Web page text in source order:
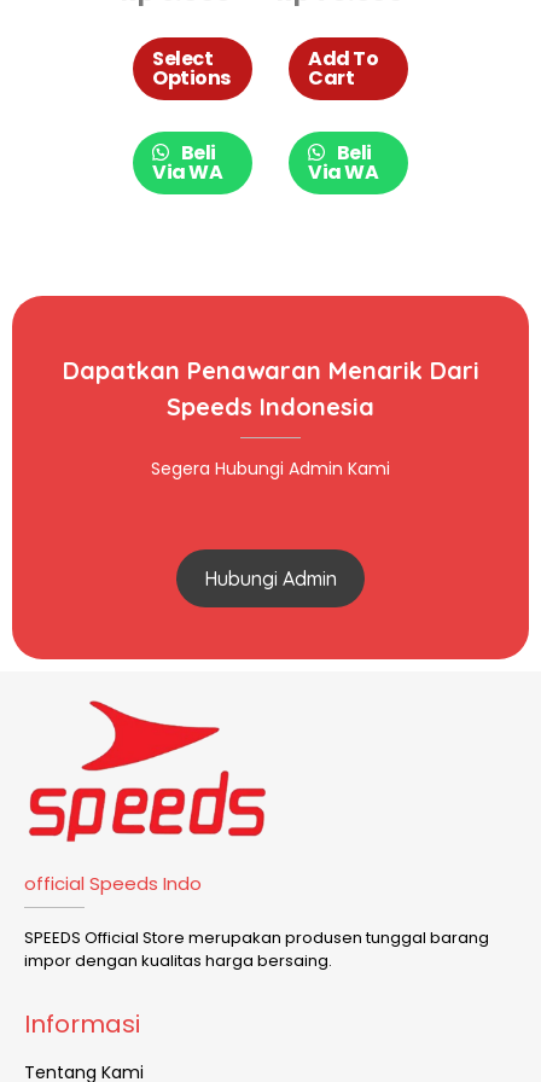
Select
Options
Beli
Via WA
Penyangga
Gitar Jepitan
Add To
Cart
Beli
Via WA
Dapatkan Penawaran Menarik Dari
Speeds Indonesia
Segera Hubungi Admin Kami
Hubungi Admin
official Speeds Indo
SPEEDS Official Store merupakan produsen tunggal barang
impor dengan kualitas harga bersaing.
Informasi
Tentang Kami